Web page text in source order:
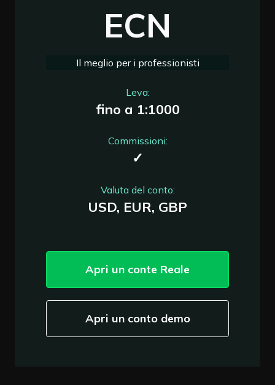
ECN
Il meglio per i professionisti
Leva:
fino a 1:1000
Commissioni:
✓
Valuta del conto:
USD, EUR, GBP
Apri un conte Reale
Apri un conto demo